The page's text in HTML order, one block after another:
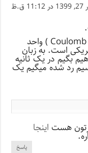
کولن ( به انگلیسی Coulomb ) واحد
است. به زبان
بگیم در یک ثانیه
سیم رد شده میگیم یک
هست اینجا
پاسخ